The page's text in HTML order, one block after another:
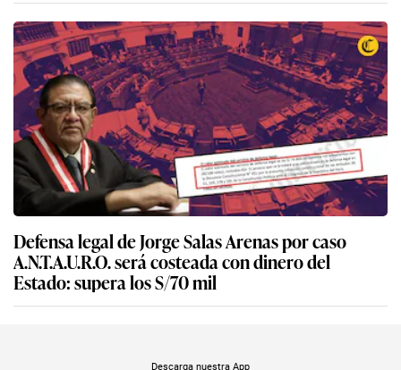
Defensa legal de Jorge Salas Arenas por caso
A.N.T.A.U.R.O. será costeada con dinero del
Estado: supera los S/70 mil
Descarga nuestra App